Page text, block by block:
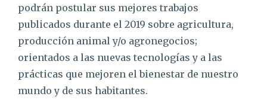
podrán postular sus mejores trabajos
publicados durante el 2019 sobre agricultura,
producción animal y/o agronegocios;
orientados a las nuevas tecnologías y a las
prácticas que mejoren el bienestar de nuestro
mundo y de sus habitantes.